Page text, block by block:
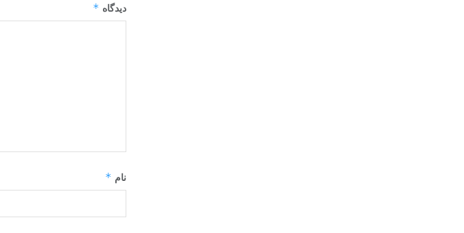
دیدگاه *
نام *